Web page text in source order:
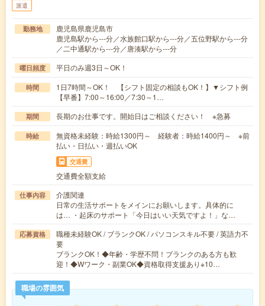
派遣
勤務地
鹿児島県鹿児島市
鹿児島駅から---分／水族館口駅から---分／五位野駅から---分
／二中通駅から---分／唐湊駅から---分
曜日頻度 平日のみ週3日～OK！
時間
1日7時間～OK！ 【シフト固定の相談もOK！】▼シフト例
【早番】7:00～16:00／7:30～1…
期間 長期のお仕事です。開始日はご相談ください！ ※急募
時給
無資格未経験：時給1300円～ 経験者：時給1400円～ ※前
払い・日払い・週払いOK
交通費
交通費全額支給
仕事内容
介護関連
日常の生活サポートをメインにお願いします。具体的に
は… ・起床のサポート「今日はいい天気ですよ！」な…
応募資格
職種未経験OK / ブランクOK / パソコンスキル不要 / 英語力不
要
ブランクOK！◆年齢・学歴不問！ブランクのある方も歓
迎！◆Wワーク・副業OK◆資格取得支援あり※10…
職場の雰囲気